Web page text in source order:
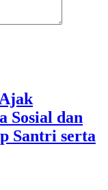
Sosial dan
Santri serta